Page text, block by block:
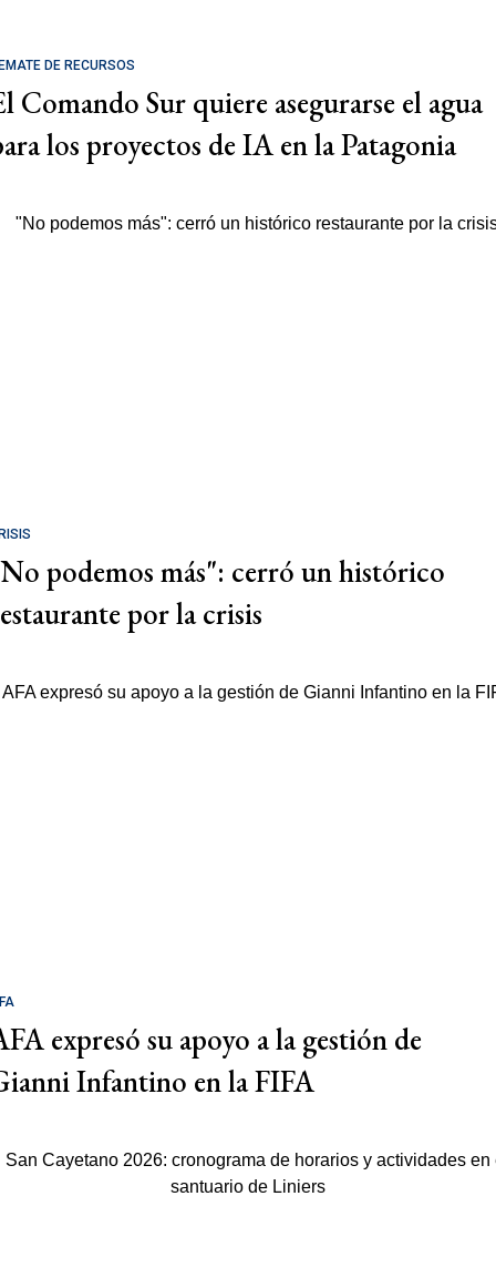
DE RECURSOS
Comando Sur quiere asegurarse el agua
los proyectos de IA en la Patagonia
podemos más": cerró un histórico
por la crisis
expresó su apoyo a la gestión de
Infantino en la FIFA